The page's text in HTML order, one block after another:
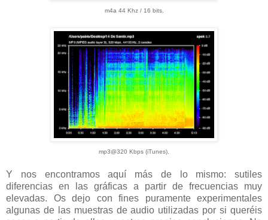
m4a 44 Khz / 16 bits.
mp3@320 Kbps (iTunes).
Y nos encontramos aquí más de lo mismo: sutiles
diferencias en las gráficas a partir de frecuencias muy
elevadas. Os dejo con fines puramente experimentales
algunas de las muestras de audio utilizadas por si queréis